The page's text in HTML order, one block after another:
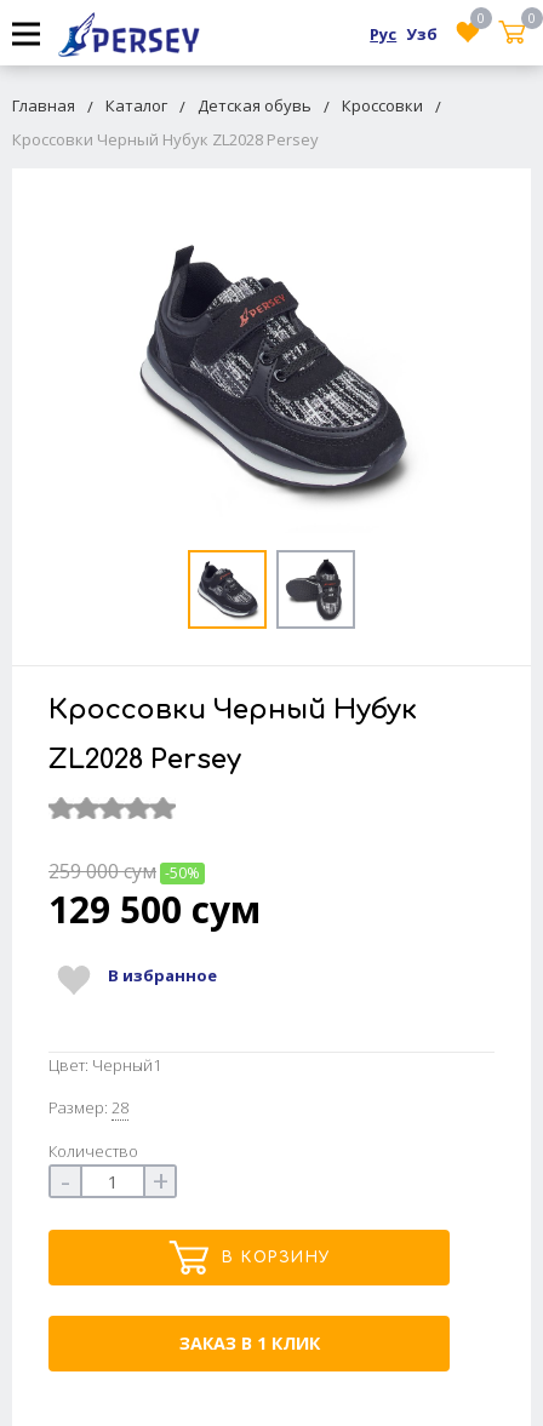
0
0
Рус Узб
Главная Каталог Детская обувь
Кроссовки
Кроссовки Черный Нубук ZL2028 Persey
Кроссовки Черный Нубук
ZL2028 Persey
259 000сум -50%
129 500 сум
В избранное
Цвет: Черный1
Размер: 28
Количество
- +
В КОРЗИНУ
ЗАКАЗ В 1 КЛИК